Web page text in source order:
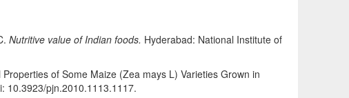
Nutritive value of Indian foods. Hyderabad: National Institute of
of Some Maize (Zea mays L) Varieties Grown in
10.3923/pjn.2010.1113.1117.